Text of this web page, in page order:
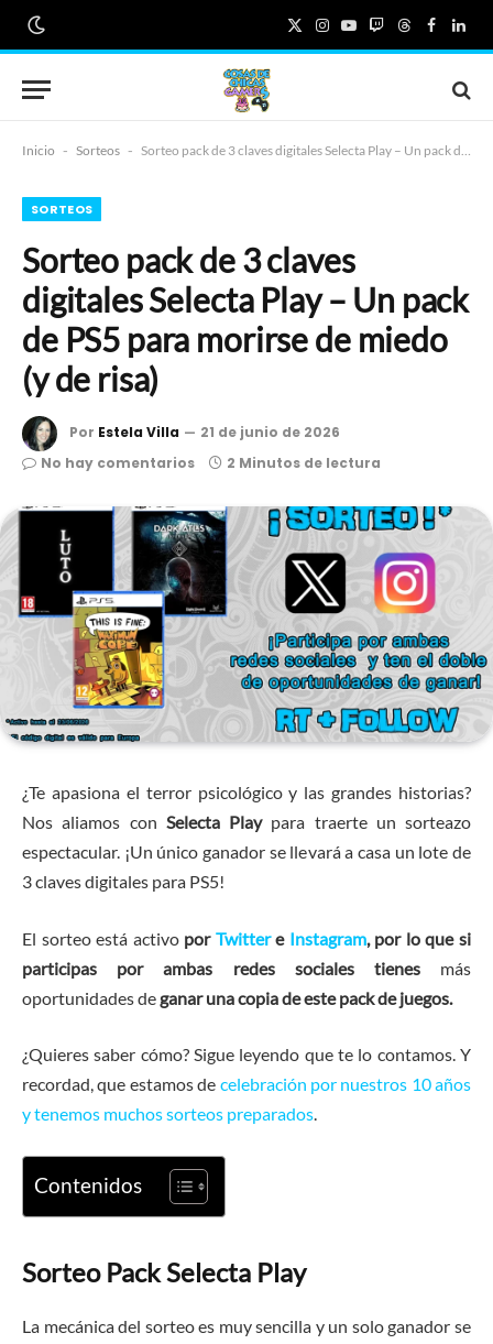
X
(Twitter)
Instagram
YouTube
TwitchThreads
Inicio - Sorteos - Sorteo pack de 3 claves digitales Selecta Play – Un pack de PS5 para morirse de miedo (y de risa)
SORTEOS
Sorteo pack de 3 claves
digitales Selecta Play – Un pack
de PS5 para morirse de miedo
(y de risa)
Por Estela Villa
21 de junio de 2026
No hay comentarios
2 Minutos de lectura
¿Te apasiona el terror psicológico y las grandes historias?
Nos aliamos con Selecta Playpara traerte un sorteazo
espectacular. ¡Un único ganador se llevará a casa un lote de
3 claves digitales para PS5!
El sorteo está activoporTwittereInstagram, por lo que si
participas por ambas redes sociales tienesmás
oportunidades deganar una copia de este pack de juegos.
¿Quieres saber cómo? Sigue leyendo que te lo contamos. Y
recordad, que estamos de celebración por nuestros 10 años
y tenemos muchos sorteos preparados.
Contenidos
Sorteo Pack Selecta Play
La mecánica del sorteo es muy sencilla y un solo ganador se